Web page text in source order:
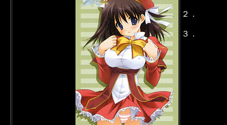
２．
３．